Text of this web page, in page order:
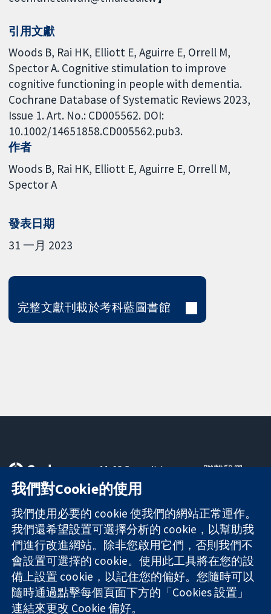
引用文獻
Woods B, Rai HK, Elliott E, Aguirre E, Orrell M,
Spector A. Cognitive stimulation to improve
cognitive functioning in people with dementia.
Cochrane Database of Systematic Reviews 2023,
Issue 1. Art. No.: CD005562. DOI:
10.1002/14651858.CD005562.pub3.
作者
Woods B Rai HK Elliott E Aguirre E Orrell M
Spector A
發表日期
31 一月 2023
完整文獻刊載於考科藍圖書館
可信任實證
知情決定
更完善的健康照
護
11-13 Cavendish
Square
London
W1G 0AN
United Kingdom
聯繫我們
關於我們
工作機會
Cochrane
Library
The Cochrane Collaboration is a charity (no. 1045921) and a
company limited by guarantee (no. 03044323) registered in
我們對Cookie的使用
我們使用必要的 cookie 使我們的網站正常運作。
我們還希望設置可選擇分析的 cookie，以幫助我
們進行改進網站。除非您啟用它們，否則我們不
會設置可選擇的 cookie。使用此工具將在您的設
備上設置 cookie，以記住您的偏好。您隨時可以
隨時通過點擊每個頁面下方的「Cookies 設置」
連結來更改 Cookie 偏好。